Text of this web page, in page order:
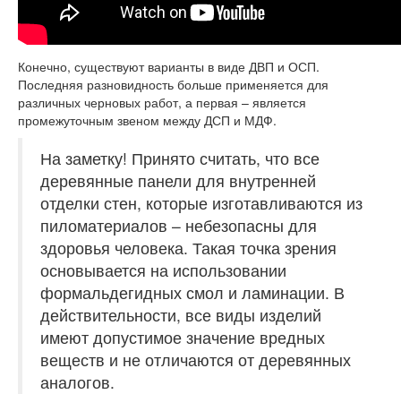
Конечно, существуют варианты в виде ДВП и ОСП.
Последняя разновидность больше применяется для
различных черновых работ, а первая – является
промежуточным звеном между ДСП и МДФ.
На заметку! Принято считать, что все
деревянные панели для внутренней
отделки стен, которые изготавливаются из
пиломатериалов – небезопасны для
здоровья человека. Такая точка зрения
основывается на использовании
формальдегидных смол и ламинации. В
действительности, все виды изделий
имеют допустимое значение вредных
веществ и не отличаются от деревянных
аналогов.